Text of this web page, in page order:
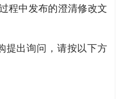
程中发布的澄清修改文
提出询问，请按以下方